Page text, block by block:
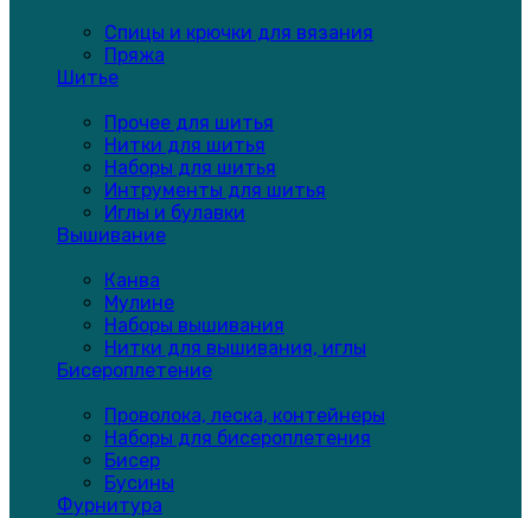
Спицы и крючки для вязания
Пряжа
Шитье
Прочее для шитья
Нитки для шитья
Наборы для шитья
Интрументы для шитья
Иглы и булавки
Вышивание
Канва
Мулине
Наборы вышивания
Нитки для вышивания, иглы
Бисероплетение
Проволока, леска, контейнеры
Наборы для бисероплетения
Бисер
Бусины
Фурнитура